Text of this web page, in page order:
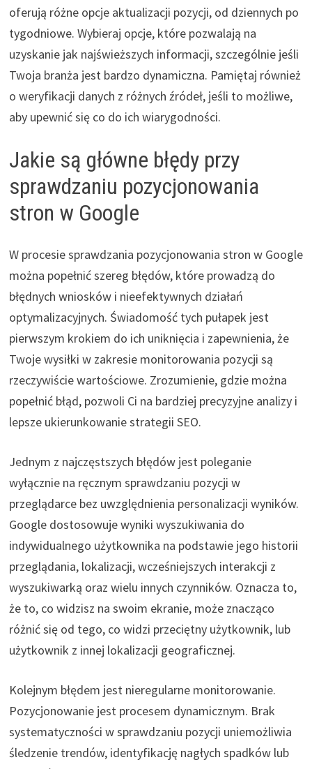
oferują różne opcje aktualizacji pozycji, od dziennych po
tygodniowe. Wybieraj opcje, które pozwalają na
uzyskanie jak najświeższych informacji, szczególnie jeśli
Twoja branża jest bardzo dynamiczna. Pamiętaj również
o weryfikacji danych z różnych źródeł, jeśli to możliwe,
aby upewnić się co do ich wiarygodności.
Jakie są główne błędy przy
sprawdzaniu pozycjonowania
stron w Google
W procesie sprawdzania pozycjonowania stron w Google
można popełnić szereg błędów, które prowadzą do
błędnych wniosków i nieefektywnych działań
optymalizacyjnych. Świadomość tych pułapek jest
pierwszym krokiem do ich uniknięcia i zapewnienia, że
Twoje wysiłki w zakresie monitorowania pozycji są
rzeczywiście wartościowe. Zrozumienie, gdzie można
popełnić błąd, pozwoli Ci na bardziej precyzyjne analizy i
lepsze ukierunkowanie strategii SEO.
Jednym z najczęstszych błędów jest poleganie
wyłącznie na ręcznym sprawdzaniu pozycji w
przeglądarce bez uwzględnienia personalizacji wyników.
Google dostosowuje wyniki wyszukiwania do
indywidualnego użytkownika na podstawie jego historii
przeglądania, lokalizacji, wcześniejszych interakcji z
wyszukiwarką oraz wielu innych czynników. Oznacza to,
że to, co widzisz na swoim ekranie, może znacząco
różnić się od tego, co widzi przeciętny użytkownik, lub
użytkownik z innej lokalizacji geograficznej.
Kolejnym błędem jest nieregularne monitorowanie.
Pozycjonowanie jest procesem dynamicznym. Brak
systematyczności w sprawdzaniu pozycji uniemożliwia
śledzenie trendów, identyfikację nagłych spadków lub